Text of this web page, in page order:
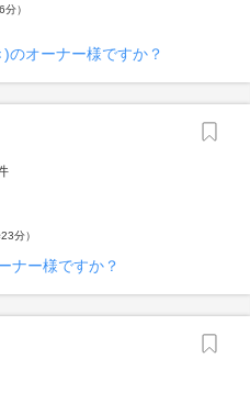
）
のオーナー様ですか？
分）
ナー様ですか？